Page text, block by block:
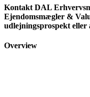
Kontakt DAL
Ejendomsmægler &
udlejningsprospekt eller
Overview